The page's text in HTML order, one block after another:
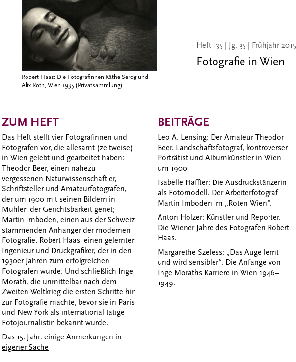
Robert Haas: Die Fotografinnen Käthe Serog und
Alix Roth, Wien 1935 (Privatsammlung)
Heft 135 | Jg. 35 | Frühjahr 2015
Fotografie in Wien
ZUM HEFT
Das Heft stellt vier Fotografinnen und
Fotografen vor, die allesamt (zeitweise)
in Wien gelebt und gearbeitet haben:
Theodor Beer, einen nahezu
vergessenen Naturwissenschaftler,
Schriftsteller und Amateurfotografen,
der um 1900 mit seinen Bildern in
Mühlen der Gerichtsbarkeit geriet;
Martin Imboden, einen aus der Schweiz
stammenden Anhänger der modernen
Fotografie, Robert Haas, einen gelernten
Ingenieur und Druckgrafiker, der in den
1930er Jahren zum erfolgreichen
Fotografen wurde. Und schließlich Inge
Morath, die unmittelbar nach dem
Zweiten Weltkrieg die ersten Schritte hin
zur Fotografie machte, bevor sie in Paris
und New York als international tätige
Fotojournalistin bekannt wurde.
Das 15. Jahr: einige Anmerkungen in
eigener Sache
BEITRÄGE
Leo A. Lensing: Der Amateur Theodor
Beer. Landschaftsfotograf, kontroverser
Porträtist und Albumkünstler in Wien
um 1900.
Isabelle Haffter: Die Ausdruckstänzerin
als Fotomodell. Der Arbeiterfotograf
Martin Imboden im „Roten Wien“.
Anton Holzer: Künstler und Reporter.
Die Wiener Jahre des Fotografen Robert
Haas.
Margarethe Szeless: „Das Auge lernt
und wird sensibler“. Die Anfänge von
Inge Moraths Karriere in Wien 1946–
1949.